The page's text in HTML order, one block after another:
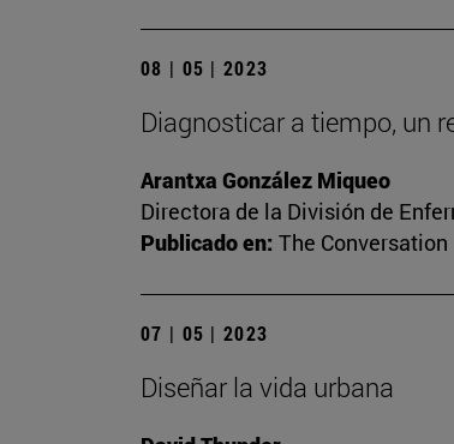
08 | 05 | 2023
Diagnosticar a tiempo, un
Arantxa González Miqueo
Directora de la División de
Publicado en: The Conversation
07 | 05 | 2023
Diseñar la vida urbana